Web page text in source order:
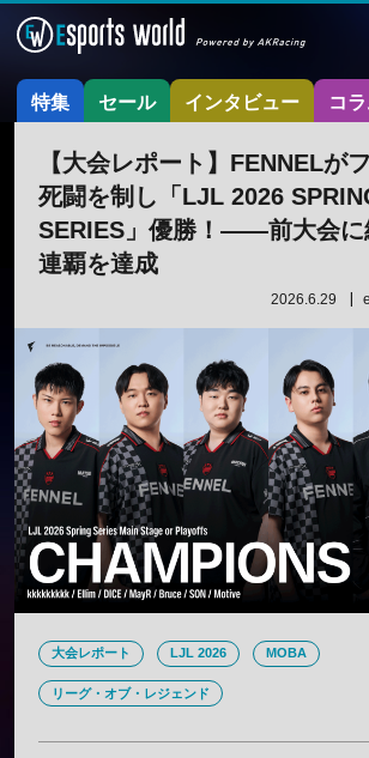
特集 セール インタビュー コ
【大会レポート】FENNELが
死闘を制し「LJL 2026
SERIES」優勝！――前大会に
連覇を達成
2026.6.29
大会レポート LJL 2026 MOBA
リーグ・オブ・レジェンド